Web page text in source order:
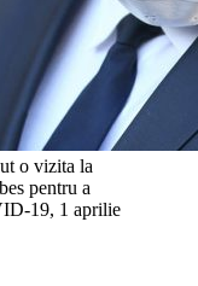
o vizita la
pentru a
19, 1 aprilie